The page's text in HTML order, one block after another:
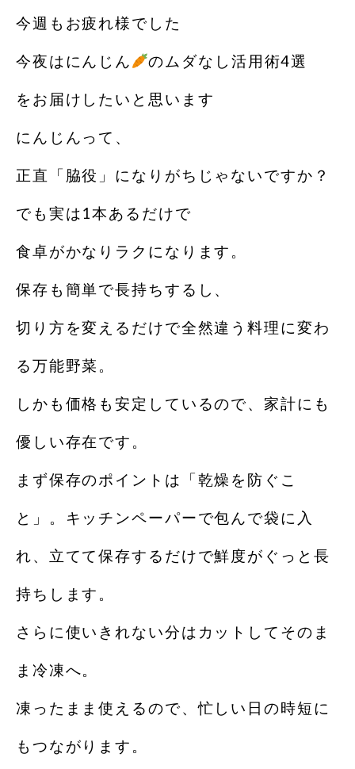
今週もお疲れ様でした
今夜はにんじん のムダなし活用術4選
をお届けしたいと思います
にんじんって、
正直「脇役」になりがちじゃないですか？
でも実は1本あるだけで
食卓がかなりラクになります。
保存も簡単で長持ちするし、
切り方を変えるだけで全然違う料理に変わ
る万能野菜。
しかも価格も安定しているので、家計にも
優しい存在です。
まず保存のポイントは「乾燥を防ぐこ
と」。キッチンペーパーで包んで袋に入
れ、立てて保存するだけで鮮度がぐっと長
持ちします。
さらに使いきれない分はカットしてそのま
ま冷凍へ。
凍ったまま使えるので、忙しい日の時短に
もつながります。